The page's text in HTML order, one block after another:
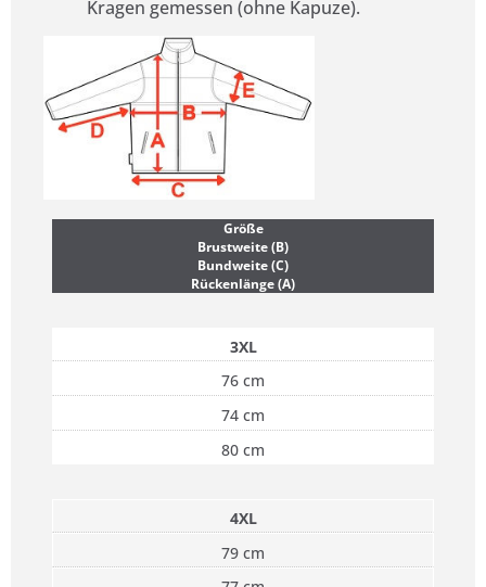
Kragen gemessen (ohne Kapuze).
Größe
Brustweite (B)
Bundweite (C)
Rückenlänge (A)
3XL
76 cm
74 cm
80 cm
4XL
79 cm